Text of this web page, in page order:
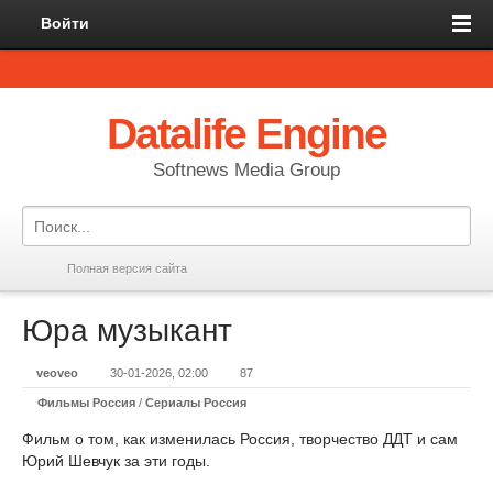
Войти
Datalife Engine
Softnews Media Group
Полная версия сайта
Юра музыкант
veoveo 30-01-2026, 02:00 87
Фильмы Россия / Сериалы Россия
Фильм о том, как изменилась Россия, творчество ДДТ и сам
Юрий Шевчук за эти годы.